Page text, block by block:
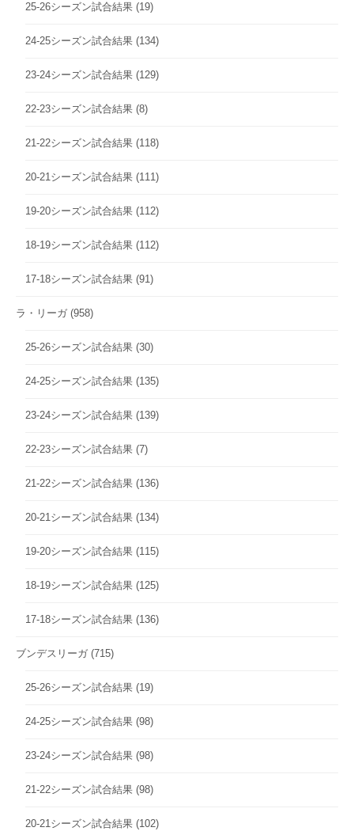
25-26シーズン試合結果 (19)
24-25シーズン試合結果 (134)
23-24シーズン試合結果 (129)
22-23シーズン試合結果 (8)
21-22シーズン試合結果 (118)
20-21シーズン試合結果 (111)
19-20シーズン試合結果 (112)
18-19シーズン試合結果 (112)
17-18シーズン試合結果 (91)
ラ・リーガ (958)
25-26シーズン試合結果 (30)
24-25シーズン試合結果 (135)
23-24シーズン試合結果 (139)
22-23シーズン試合結果 (7)
21-22シーズン試合結果 (136)
20-21シーズン試合結果 (134)
19-20シーズン試合結果 (115)
18-19シーズン試合結果 (125)
17-18シーズン試合結果 (136)
ブンデスリーガ (715)
25-26シーズン試合結果 (19)
24-25シーズン試合結果 (98)
23-24シーズン試合結果 (98)
21-22シーズン試合結果 (98)
20-21シーズン試合結果 (102)